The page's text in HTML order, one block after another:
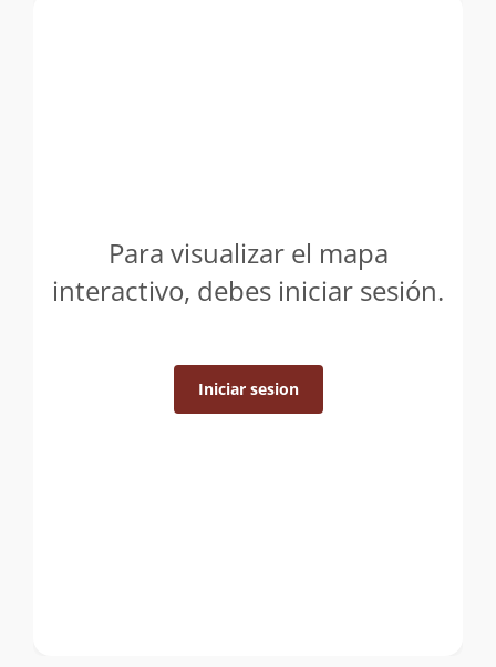
Para visualizar el mapa
interactivo, debes iniciar sesión.
Iniciar sesion